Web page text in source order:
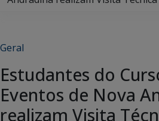
Geral
Estudantes do
Eventos de Nova
realizam Visita